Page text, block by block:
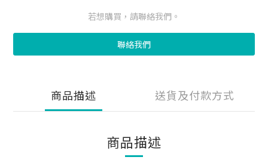
若想購買，請聯絡我們。
聯絡我們
商品描述 送貨及付款方式
商品描述